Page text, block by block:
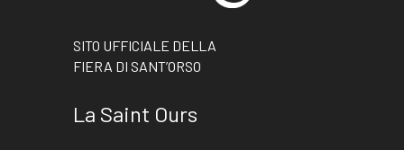
SITO UFFICIALE DELLA
FIERA DI SANT’ORSO
La Saint Ours